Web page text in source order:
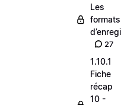
Les
formats
27
1.10.1
Fiche
récap
10 -